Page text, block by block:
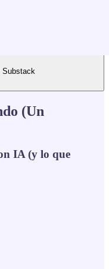
Substack
(Un
IA (y lo que